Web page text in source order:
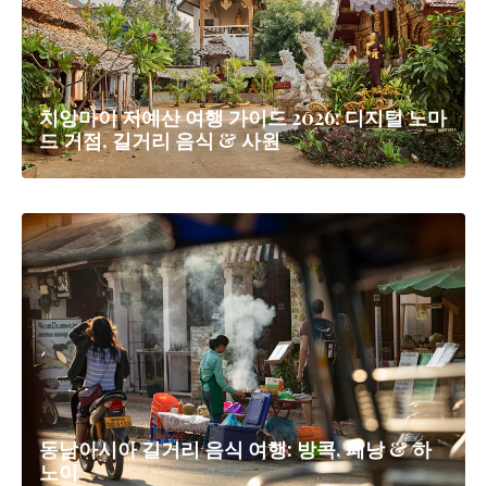
치앙마이 저예산 여행 가이드 2026: 디지털 노마
드 거점, 길거리 음식 & 사원
동남아시아 길거리 음식 여행: 방콕, 페낭 & 하
노이